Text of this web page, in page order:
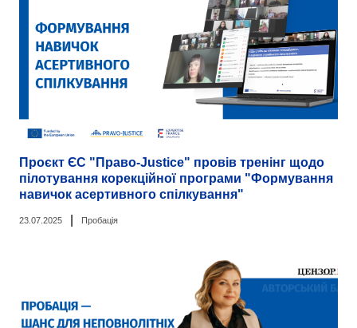
Проєкт ЄС "Право-Justice" провів тренінг щодо
пілотування корекційної програми "Формування
навичок асертивного спілкування"
23.07.2025 Пробація